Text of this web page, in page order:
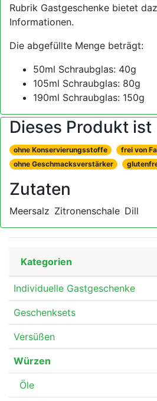
Rubrik Gastgeschenke bietet
Informationen.
Die abgefüllte Menge beträgt:
50ml Schraubglas: 40g
105ml Schraubglas: 80g
190ml Schraubglas: 150g
Dieses Produkt ist
ohne Konservierungsstoffe
frei von
ohne Geschmacksverstärker
Zutaten
Meersalz Zitronenschale Dill
Kategorien
Individuelle Gastgeschenke
Geschenksets
Versüßen
Würzen
Öle